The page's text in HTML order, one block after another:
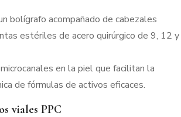
bolígrafo acompañado de cabezales
estériles de acero quirúrgico de 9, 12 y
en la piel que facilitan la
de fórmulas de activos eficaces.
viales PPC